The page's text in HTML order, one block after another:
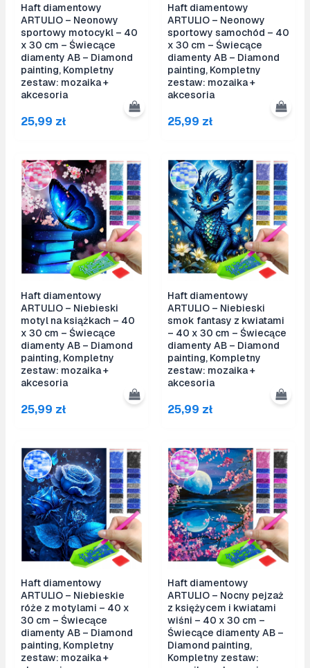
Haft diamentowy
ARTULIO – Neonowy
sportowy motocykl – 40
x 30 cm – Świecące
diamenty AB – Diamond
painting, Kompletny
zestaw: mozaika +
akcesoria
25,99 zł
Haft diamentowy
ARTULIO – Neonowy
sportowy samochód – 40
x 30 cm – Świecące
diamenty AB – Diamond
painting, Kompletny
zestaw: mozaika +
akcesoria
25,99 zł
Haft diamentowy
ARTULIO – Niebieski
motyl na książkach – 40
x 30 cm – Świecące
diamenty AB – Diamond
painting, Kompletny
zestaw: mozaika +
akcesoria
25,99 zł
Haft diamentowy
ARTULIO – Niebieski
smok fantasy z kwiatami
– 40 x 30 cm – Świecące
diamenty AB – Diamond
painting, Kompletny
zestaw: mozaika +
akcesoria
25,99 zł
Haft diamentowy
ARTULIO – Niebieskie
róże z motylami – 40 x
30 cm – Świecące
diamenty AB – Diamond
painting, Kompletny
zestaw: mozaika +
Haft diamentowy
ARTULIO – Nocny pejzaż
z księżycem i kwiatami
wiśni – 40 x 30 cm –
Świecące diamenty AB –
Diamond painting,
Kompletny zestaw: